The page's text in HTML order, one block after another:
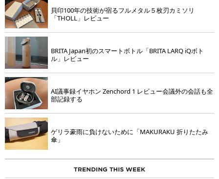
貝印100年の技術が宿るフルメタル５枚刃カミソリ
「THOLL」レビュー
BRITA Japan初のスマートボトル「BRITA LARQ iQボト
ル」レビュー
AI議事録イヤホン Zenchord 1 レビュー会議外の会話も全
部記録する
ゲリラ豪雨に負けないために「MAKURAKU 折りたたみ
傘」